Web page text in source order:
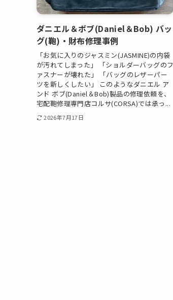
ダニエル＆ボブ(Daniel＆Bob) バッ
グ(鞄)・財布修理事例
「お気に入りのジャスミン(JASMINE)の内袋
が汚れてしまった」 「ショルダーバッグのフ
ァスナーが壊れた」 「バッグのレザーパー
ツを新しくしたい」 このようなダニエル ア
ンド ボブ(Daniel＆Bob)製品の修理依頼を、
宅配鞄修理専門店コルサ(CORSA)では承っ...
2026年7月17日